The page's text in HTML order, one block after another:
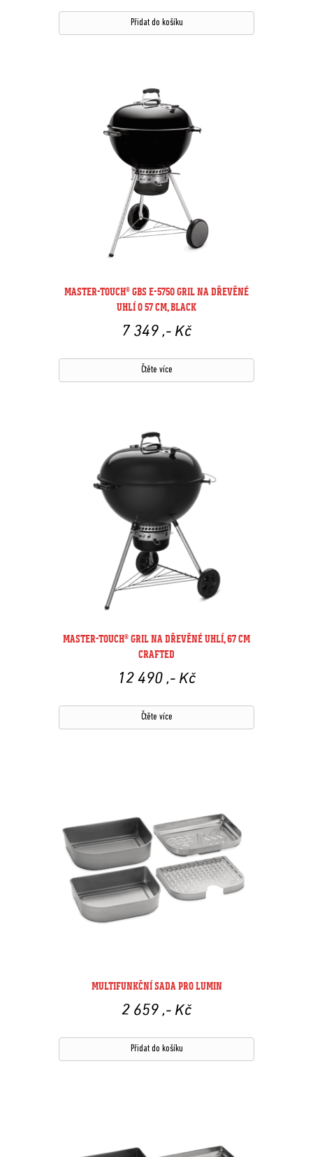
Přidat do košíku
MASTER-TOUCH® GBS E-5750 GRIL NA DŘEVĚNÉ
UHLÍ O 57 CM, BLACK
7 349 ,- Kč
Čtěte více
MASTER-TOUCH® GRIL NA DŘEVĚNÉ UHLÍ, 67 CM
CRAFTED
12 490 ,- Kč
Čtěte více
MULTIFUNKČNÍ SADA PRO LUMIN
2 659 ,- Kč
Přidat do košíku